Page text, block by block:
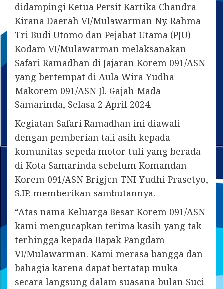
didampingi Ketua Persit Kartika Chandra
Kirana Daerah VI/Mulawarman Ny. Rahma
Tri Budi Utomo dan Pejabat Utama (PJU)
Kodam VI/Mulawarman melaksanakan
Safari Ramadhan di Jajaran Korem 091/ASN
yang bertempat di Aula Wira Yudha
Makorem 091/ASN Jl. Gajah Mada
Samarinda, Selasa 2 April 2024.
Kegiatan Safari Ramadhan ini diawali
dengan pemberian tali asih kepada
komunitas sepeda motor tuli yang berada
di Kota Samarinda sebelum Komandan
Korem 091/ASN Brigjen TNI Yudhi Prasetyo,
S.IP. memberikan sambutannya.
“Atas nama Keluarga Besar Korem 091/ASN
kami mengucapkan terima kasih yang tak
terhingga kepada Bapak Pangdam
VI/Mulawarman. Kami merasa bangga dan
bahagia karena dapat bertatap muka
secara langsung dalam suasana bulan Suci